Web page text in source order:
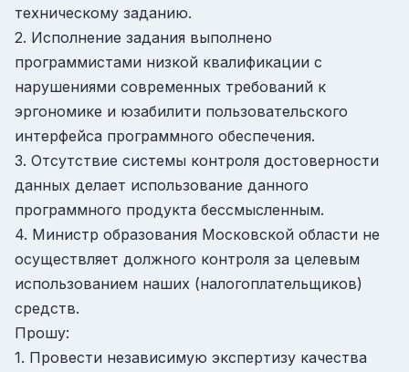
техническому заданию.
2. Исполнение задания выполнено
программистами низкой квалификации с
нарушениями современных требований к
эргономике и юзабилити пользовательского
интерфейса программного обеспечения.
3. Отсутствие системы контроля достоверности
данных делает использование данного
программного продукта бессмысленным.
4. Министр образования Московской области не
осуществляет должного контроля за целевым
использованием наших (налогоплательщиков)
средств.
Прошу:
1. Провести независимую экспертизу качества